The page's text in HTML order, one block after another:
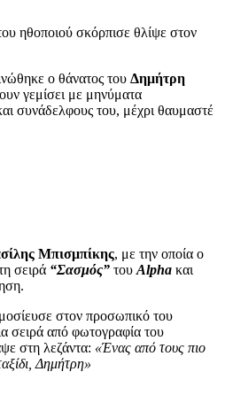
ηθοποιού σκόρπισε θλίψε στον
ο θάνατος του Δημήτρη
γεμίσει με μηνύματα
συνάδελφους του, μέχρι θαυμαστέ
Μπισμπίκης, με την οποία ο
σειρά “Σασμός” του Alpha και
στον προσωπικό του
σειρά από φωτογραφία του
στη λεζάντα: «Ένας από τους πιο
Δημήτρη»